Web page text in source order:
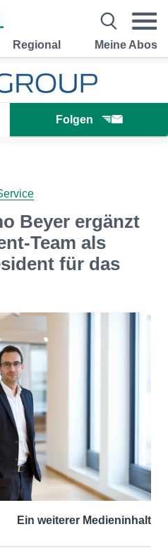
Regional Meine Abos
Folgen
Beyer ergänzt
Team als
für das
Ein weiterer Medieninhalt